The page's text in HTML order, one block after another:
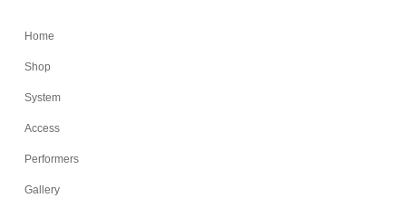
Home
Shop
System
Access
Performers
Gallery